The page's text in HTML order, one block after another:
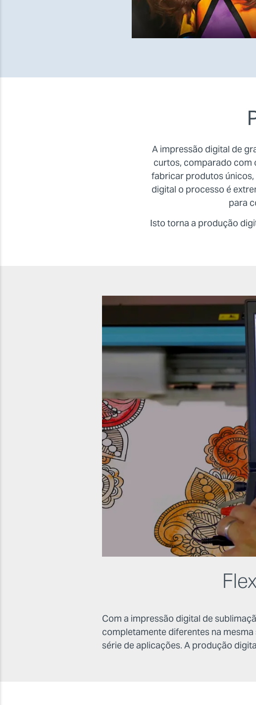
A impressão digital de
curtos, comparado com
fabricar produtos
digital o processo é
para
Isto torna a produção
Com a impressão digital de
completamente diferentes na
série de aplicações. A produção